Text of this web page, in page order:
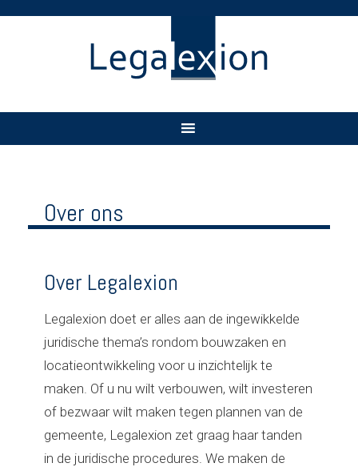
Over ons
Over Legalexion
Legalexion doet er alles aan de ingewikkelde
juridische thema’s rondom bouwzaken en
locatieontwikkeling voor u inzichtelijk te
maken. Of u nu wilt verbouwen, wilt investeren
of bezwaar wilt maken tegen plannen van de
gemeente, Legalexion zet graag haar tanden
in de juridische procedures. We maken de